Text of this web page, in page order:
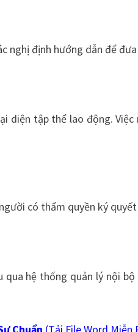
nghị định hướng dẫn để
diện tập thể lao động.
có thẩm quyền ký
hệ thống quản lý nội